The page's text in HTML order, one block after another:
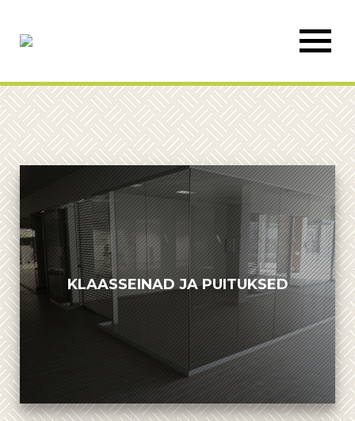
KLAASSEINAD JA PUITUKSED